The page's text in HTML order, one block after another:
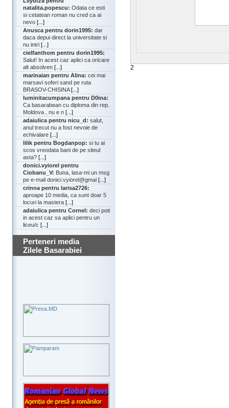
natalita.popescu: Odata ce esti
si cetatean roman nu cred ca ai
nevo [...]
Anusca pentru dorin1995: dar
daca depui direct la universitate si
nu intri [...]
cielfanthom pentru dorin1995:
Salut! In acest caz aplici ca oricare
alt absolven [...]
marinaian pentru Alina: cei mai
marsavi soferi sand pe ruta
BRASOV-CHISINA[...]
luminitacumpana pentru D0ina:
Ca basarabean cu diploma din rep.
Moldova , nu e n [...]
adaiulica pentru nicu_d: salut,
anul trecut nu a fost nevoie de
echivalare [...]
lilik pentru Bogdanpop: si tu ai
scos vreodata bani de pe siteul
asta? [...]
donici.vyiorel pentru
Ciobanu_V: Buna, lasa-mi un msg
pe e-mail donici.vyiorel@gmai [...]
crinna pentru larisa2726:
aproape 10 media, ca sunt doar 5
locuri la mastera [...]
adaiulica pentru Cornel: deci poti
in acest caz sa aplici pentru un
liceu/c [...]
Perteneri media
Zilele Basarabiei
2